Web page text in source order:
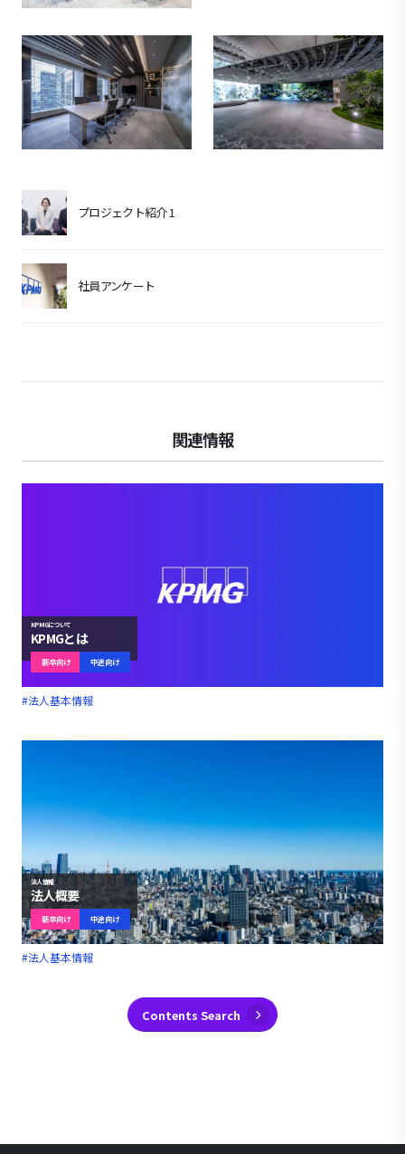
プロジェクト紹介 1
社員アンケート
関連情報
KPMGについて
KPMGとは
新卒向け 中途向け
#法人基本情報
法人情報
法人概要
新卒向け 中途向け
#法人基本情報
Contents Search